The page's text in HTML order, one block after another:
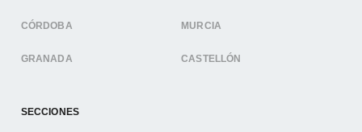
CÓRDOBA MURCIA
GRANADA CASTELLÓN
SECCIONES